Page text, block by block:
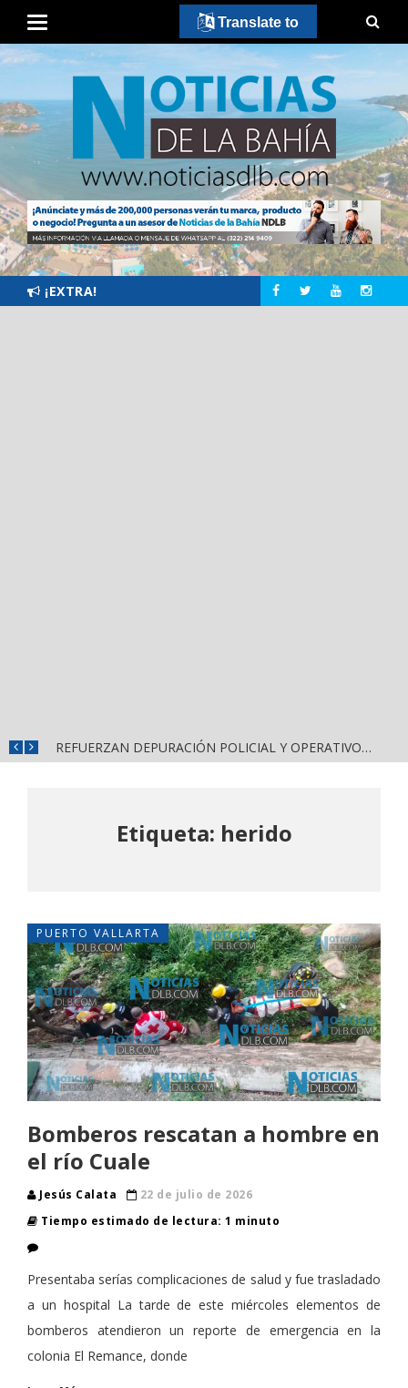
¡EXTRA!
MUNICIPIOS DE NAYARIT ENFRENTAN SEVERA FRAGILIDAD FINANCIERA POR DEUDAS Y NÓMINAS
Etiqueta: herido
PUERTO VALLARTA
Bomberos rescatan a hombre en
el río Cuale
Jesús Calata
22 de julio de 2026
Tiempo estimado de lectura: 1 minuto
Presentaba serías complicaciones de salud y fue trasladado
a un hospital La tarde de este miércoles elementos de
bomberos atendieron un reporte de emergencia en la
colonia El Remance, donde
Translate to